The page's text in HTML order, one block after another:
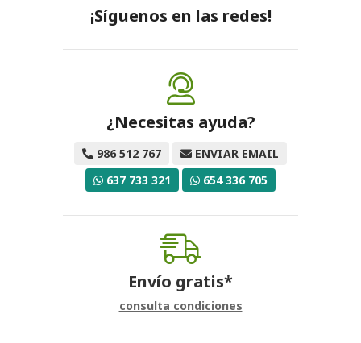
¡Síguenos en las redes!
¿Necesitas ayuda?
986 512 767
ENVIAR EMAIL
637 733 321
654 336 705
Envío gratis*
consulta condiciones